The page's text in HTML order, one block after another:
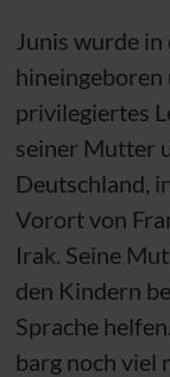
Junis wurde
hineingeboren
privilegiertes
seiner Mutter
Deutschland,
Vorort von
Irak. Seine
den Kindern
Sprache
barg noch viel